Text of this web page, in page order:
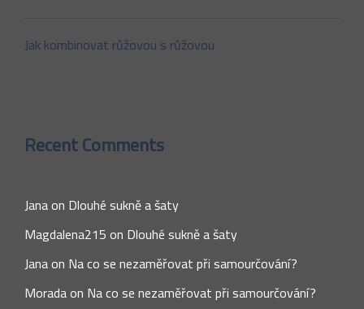
Jak kombinovat růžovou s růžovou
Recent Comments
Janaon Dlouhé sukně a šaty
Magdalena215on Dlouhé sukně a šaty
Janaon Na co se nezaměřovat při samourčování?
Moradaon Na co se nezaměřovat při samourčování?